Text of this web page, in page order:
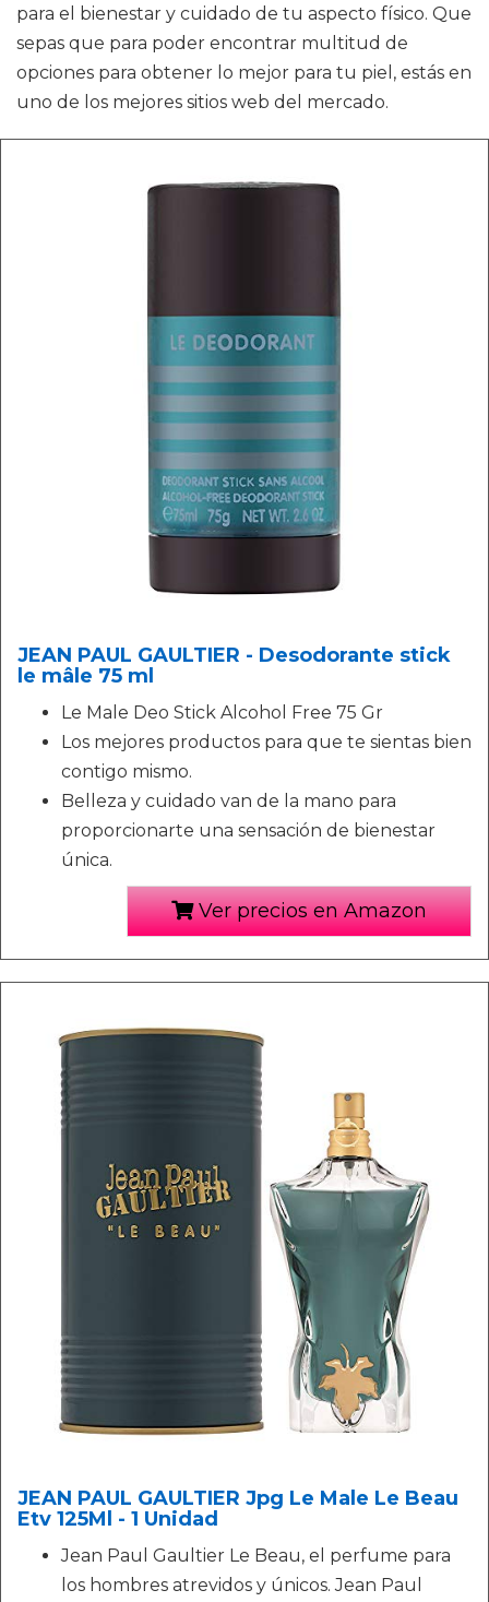
para el bienestar y cuidado de tu aspecto físico. Que
sepas que para poder encontrar multitud de
opciones para obtener lo mejor para tu piel, estás en
uno de los mejores sitios web del mercado.
JEAN PAUL GAULTIER - Desodorante stick
le mâle 75 ml
Le Male Deo Stick Alcohol Free 75 Gr
Los mejores productos para que te sientas bien
contigo mismo.
Belleza y cuidado van de la mano para
proporcionarte una sensación de bienestar
única.
Ver precios en Amazon
JEAN PAUL GAULTIER Jpg Le Male Le Beau
Etv 125Ml - 1 Unidad
Jean Paul Gaultier Le Beau, el perfume para
los hombres atrevidos y únicos. Jean Paul